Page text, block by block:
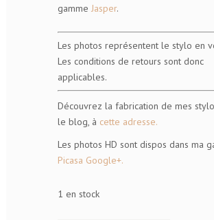
gamme Jasper.
Les photos représentent le stylo en
Les conditions de retours sont donc
applicables.
Découvrez la fabrication de mes
le blog, à cette adresse.
Les photos HD sont dispos dans ma
Picasa Google+.
1 en stock